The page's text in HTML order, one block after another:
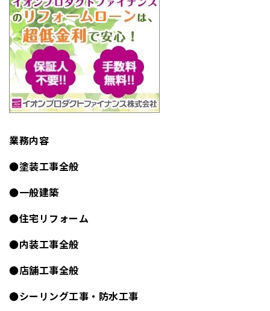
業務内容
●塗装工事全般
●一般建築
●住宅リフォーム
●内装工事全般
●店舗工事全般
●シーリング工事・防水工事